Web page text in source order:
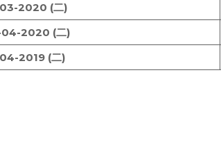
2020 (二)
2020 (二)
2019 (二)